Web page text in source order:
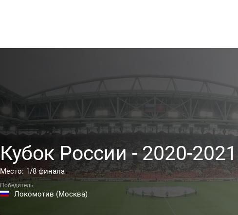
Кубок России - 2020-2021
Место: 1/8 финала
Локомотив (Москва)